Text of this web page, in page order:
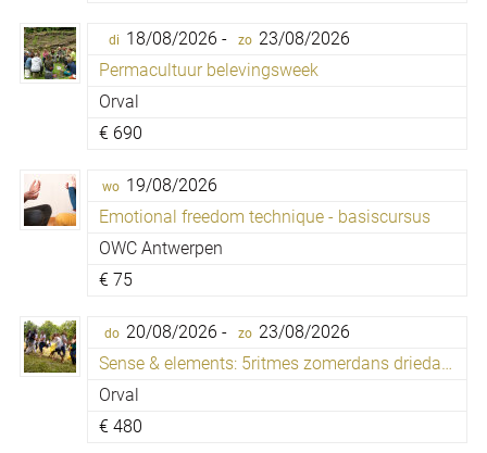
di 18/08/2026 - zo 23/08/2026
Permacultuur belevingsweek
Orval
€ 690
wo 19/08/2026
Emotional freedom technique - basiscursus
OWC Antwerpen
€ 75
do 20/08/2026 - zo 23/08/2026
Sense & elements: 5ritmes zomerdans driedaagse
Orval
€ 480